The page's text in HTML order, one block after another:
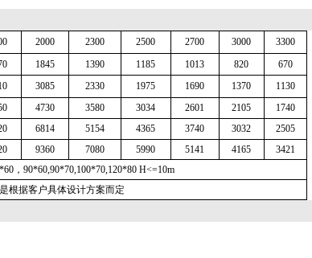
2000 2300 2500 2700 3000
3300
1845 1390 1185 1013 820
670
3085 2330 1975 1690 1370
1130
4730 3580 3034 2601 2105
1740
6814 5154 4365 3740 3032
2505
9360 7080 5990 5141 4165
3421
，90*60,90*70,100*70,120*80 H<=10m
根据客户具体设计方案而定